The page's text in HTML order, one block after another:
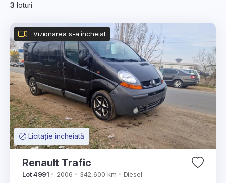
3 loturi
Licitație încheiată
Vizionarea s-a încheiat
Renault Trafic
Lot 4991 2006 342,600 km
Diesel